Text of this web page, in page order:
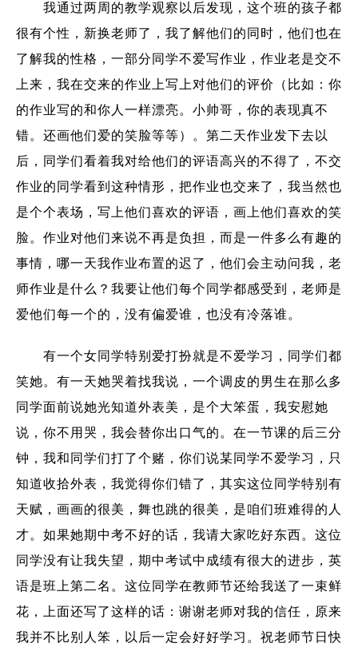
我通过两周的教学观察以后发现，这个班的孩子都
很有个性，新换老师了，我了解他们的同时，他们也在
了解我的性格，一部分同学不爱写作业，作业老是交不
上来，我在交来的作业上写上对他们的评价（比如：你
的作业写的和你人一样漂亮。小帅哥，你的表现真不
错。还画他们爱的笑脸等等）。第二天作业发下去以
后，同学们看着我对给他们的评语高兴的不得了，不交
作业的同学看到这种情形，把作业也交来了，我当然也
是个个表场，写上他们喜欢的评语，画上他们喜欢的笑
脸。作业对他们来说不再是负担，而是一件多么有趣的
事情，哪一天我作业布置的迟了，他们会主动问我，老
师作业是什么？我要让他们每个同学都感受到，老师是
爱他们每一个的，没有偏爱谁，也没有冷落谁。
有一个女同学特别爱打扮就是不爱学习，同学们都
笑她。有一天她哭着找我说，一个调皮的男生在那么多
同学面前说她光知道外表美，是个大笨蛋，我安慰她
说，你不用哭，我会替你出口气的。在一节课的后三分
钟，我和同学们打了个赌，你们说某同学不爱学习，只
知道收拾外表，我觉得你们错了，其实这位同学特别有
天赋，画画的很美，舞也跳的很美，是咱们班难得的人
才。如果她期中考不好的话，我请大家吃好东西。这位
同学没有让我失望，期中考试中成绩有很大的进步，英
语是班上第二名。这位同学在教师节还给我送了一束鲜
花，上面还写了这样的话：谢谢老师对我的信任，原来
我并不比别人笨，以后一定会好好学习。祝老师节日快